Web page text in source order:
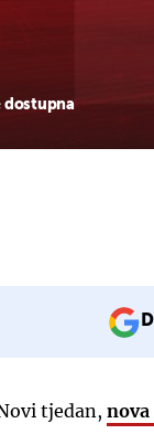
dostupna
tjedan, nova